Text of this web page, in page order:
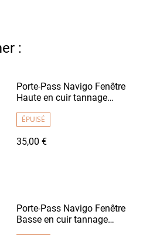
:
Porte-Pass Navigo Fenêtre
Haute en cuir tannage
ÉPUISÉ
35,00 €
Porte-Pass Navigo Fenêtre
Basse en cuir tannage